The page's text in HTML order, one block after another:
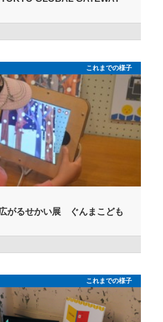
これまでの様子
がるせかい展 ぐんまこども
これまでの様子